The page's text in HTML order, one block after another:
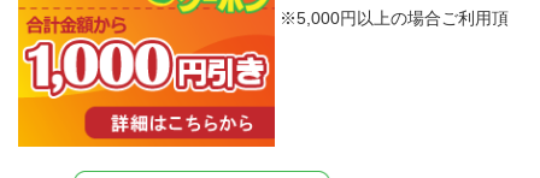
※5,000円以上の場合ご利用頂